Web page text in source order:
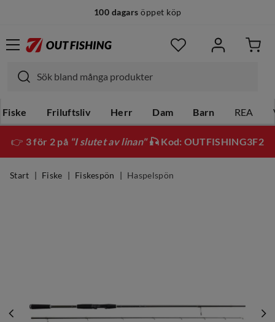
100 dagars öppet köp
Fiske Friluftsliv Herr Dam Barn REA
👉 3 för 2 på "I slutet av linan"🎣 Kod: OUTFISHING3F2
Start Fiske Fiskespön Haspelspön